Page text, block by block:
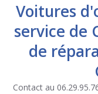
Voitures
service de
de
Contact au